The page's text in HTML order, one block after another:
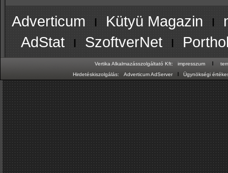
Adverticum ı Kütyü Magazinı
AdStat ıSzoftverNetı
Vertika Alkalmazásszolgáltató Kft: impresszum ı
Hirdetéskiszolgálás:
Adverticum AdServer ıÜgynökségi